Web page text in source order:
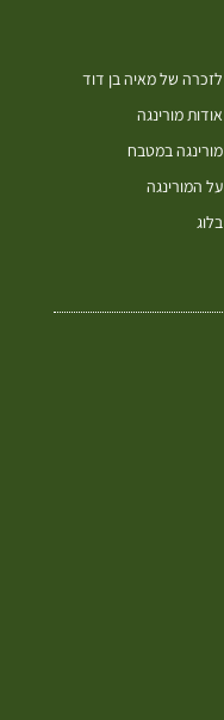
לזכרה של מאיה בן דוד
אודות מורינגה
מורינגה במטבח
על המורינגה
בלוג